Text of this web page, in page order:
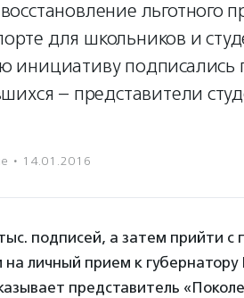
льготного
для школьников и
инициативу подписались
– представители
· 14.01.2016
подписей, а затем прийти с
личный прием к губернатору
представитель